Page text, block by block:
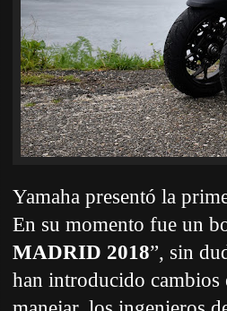
Yamaha presentó la
En su momento fue un
MADRID 2018”, sin
han introducido cambios